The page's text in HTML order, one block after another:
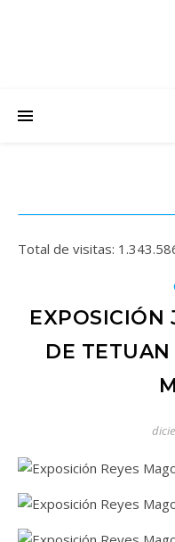
Total de visitas:
EXPOSICIÓN
DE TETUAN